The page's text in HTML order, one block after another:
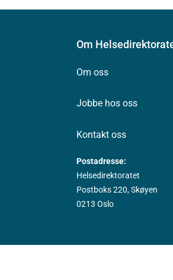
Om
Om oss
Jobbe hos oss
Kontakt oss
Postadresse:
Helsedirektoratet
Postboks 220, Skøyen
0213 Oslo